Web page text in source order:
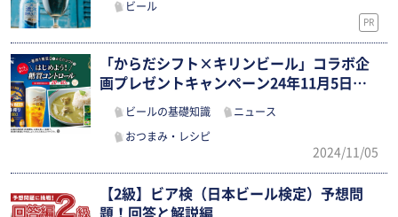
ビール
PR
「からだシフト×キリンビール」コラボ企
画プレゼントキャンペーン24年11月5日…
ビールの基礎知識 ニュース
おつまみ・レシピ
2024/11/05
【2級】ビア検（日本ビール検定）予想問
題！回答と解説編